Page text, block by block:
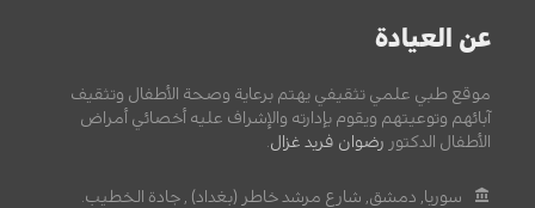
عن العيادة
موقع طبي علمي تثقيفي يهتم برعاية وصحة الأطفال وتثقيف
آبائهم وتوعيتهم ويقوم بإدارته والإشراف عليه أخصائي أمراض
الأطفال الدكتور رضوان فريد غزال.
سوريا, دمشق, شارع مرشد خاطر (بغداد) , جادة الخطيب.